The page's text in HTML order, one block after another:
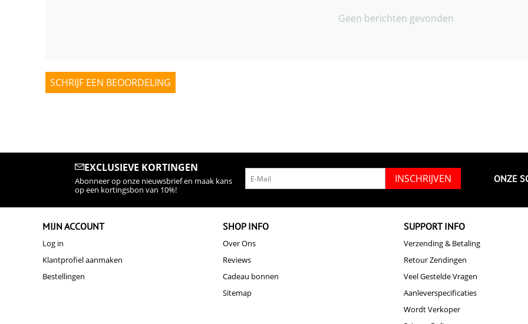
Geen berichten gevonden
SCHRIJF EEN BEOORDELING
EXCLUSIEVE KORTINGEN
Abonneer op onze nieuwsbrief en maak kans
op een kortingsbon van 10%!
INSCHRIJVEN ONZE
MIJN ACCOUNT
Log in
Klantprofiel aanmaken
Bestellingen
SHOP INFO
Over Ons
Reviews
Cadeau bonnen
Sitemap
SUPPORT INFO
Verzending & Betaling
Retour Zendingen
Veel Gestelde Vragen
Aanleverspecificaties
Wordt Verkoper